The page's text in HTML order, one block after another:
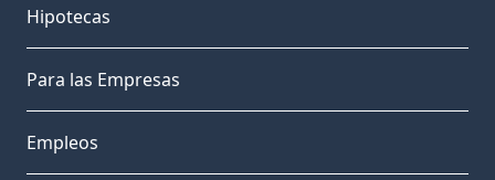
Hipotecas
Para las Empresas
Empleos